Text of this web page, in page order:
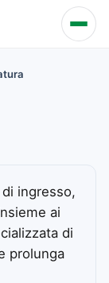
ingresso,
ai
di
prolunga